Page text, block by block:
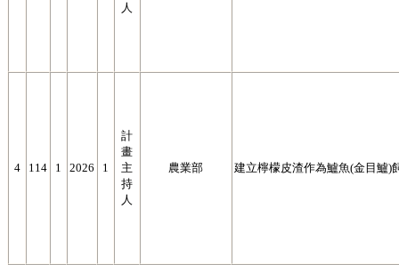
人
4 114 1 2026 1
計
畫
主
持
人
農業部 建立檸檬皮渣作為鱸魚(金目鱸)